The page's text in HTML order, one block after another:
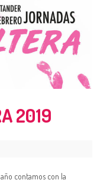
2019
contamos con la